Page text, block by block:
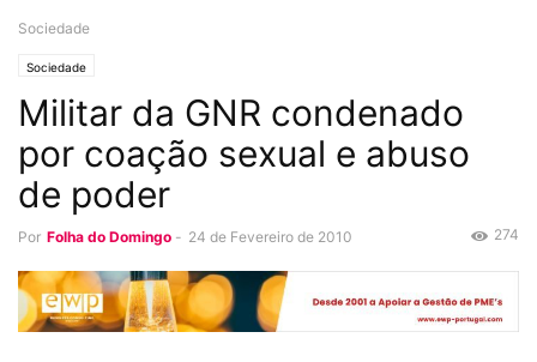
Sociedade
Sociedade
Militar da GNR condenado
por coação sexual e abuso
de poder
Por Folha do Domingo - 24 de Fevereiro de 2010 274